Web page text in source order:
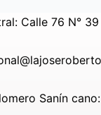
Calle 76 N°
Sanín